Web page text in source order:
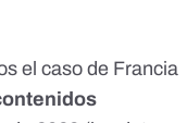
el caso de Francia